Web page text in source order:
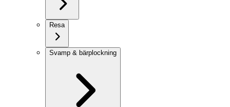
Resa
Svamp & bärplockning